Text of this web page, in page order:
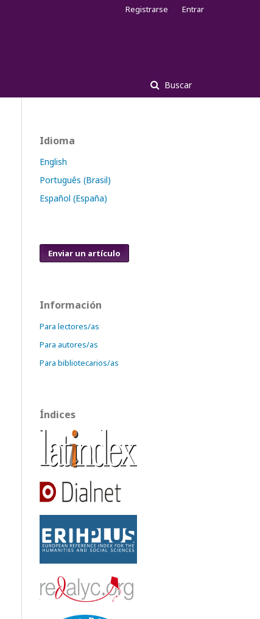
Buscar
Registrarse Entrar
Idioma
English
Português (Brasil)
Español (España)
Enviar un artículo
Información
Para lectores/as
Para autores/as
Para bibliotecarios/as
Índices